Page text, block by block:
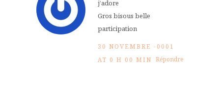
j’adore
Gros bisous belle
participation
30 NOVEMBRE -0001
AT 0 H 00 MIN Répondre